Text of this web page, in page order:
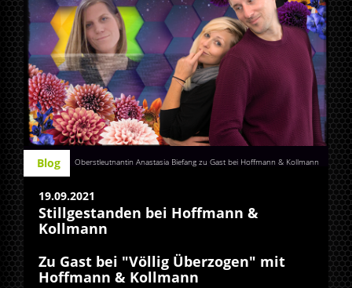
Oberstleutnantin Anastasia Biefang zu Gast bei Hoffmann & Kollmann
Blog
19.09.2021
Stillgestanden bei Hoffmann &
Kollmann
Zu Gast bei "Völlig Überzogen" mit
Hoffmann & Kollmann